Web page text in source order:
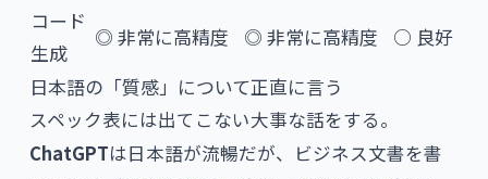
コード
生成
◎ 非常に高精度 ◎ 非常に高精度
○ 良好
日本語の「質感」について正直に言う
スペック表には出てこない大事な話をする。
ChatGPTは日本語が流暢だが、ビジネス文書を書